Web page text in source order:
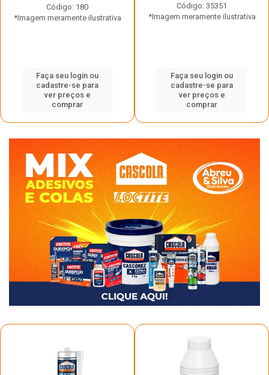
Código: 180
*Imagem meramente ilustrativa
Faça seu login ou
cadastre-se para
ver preços e
comprar
Código: 35351
*Imagem meramente ilustrativa
Faça seu login ou
cadastre-se para
ver preços e
comprar